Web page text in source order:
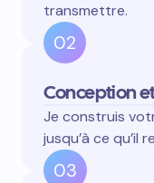
transmettre.
02
Conception
Je construis
jusqu’à ce
03